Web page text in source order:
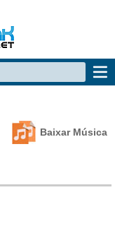
Baixar Música